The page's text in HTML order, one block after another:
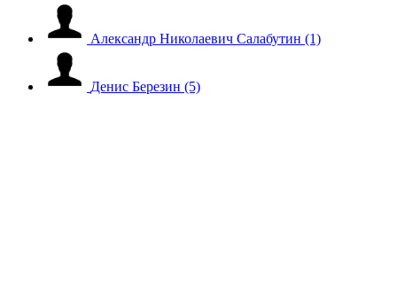
Александр Николаевич Салабутин (1)
Денис Березин (5)